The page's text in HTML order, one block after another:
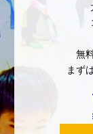
無
まず